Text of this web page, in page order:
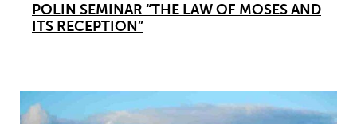
POLIN SEMINAR “THE LAW OF MOSES AND
ITS RECEPTION”